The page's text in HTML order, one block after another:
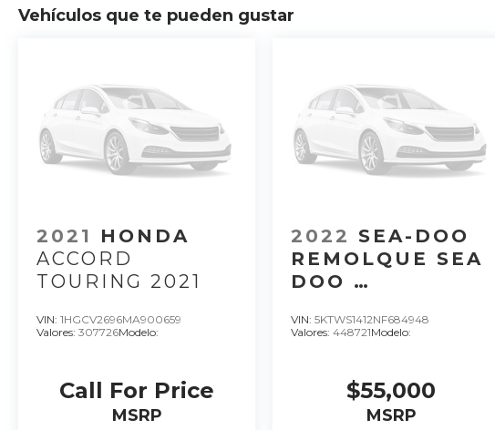
Vehículos que te pueden gustar
2021
HONDA
ACCORD
TOURING 2021
VIN: 1HGCV2696MA900659
Valores: 307726Modelo:
Call For Price
MSRP
2022 SEA-DOO
REMOLQUE SEA
DOO
SEADOO MOVE I
VIN:5KTWS1412NF684948
Valores:448721Modelo:
$55,000
MSRP